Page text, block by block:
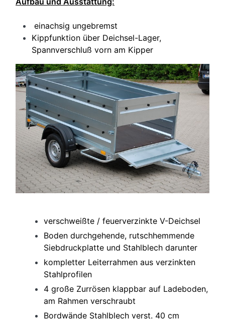
einachsig ungebremst
Kippfunktion über Deichsel-Lager,
Spannverschluß vorn am Kipper
verschweißte / feuerverzinkte V-Deichsel
Boden durchgehende, rutschhemmende
Siebdruckplatte und Stahlblech darunter
kompletter Leiterrahmen aus verzinkten
Stahlprofilen
4 große Zurrösen klappbar auf Ladeboden,
am Rahmen verschraubt
Bordwände Stahlblech verst. 40 cm